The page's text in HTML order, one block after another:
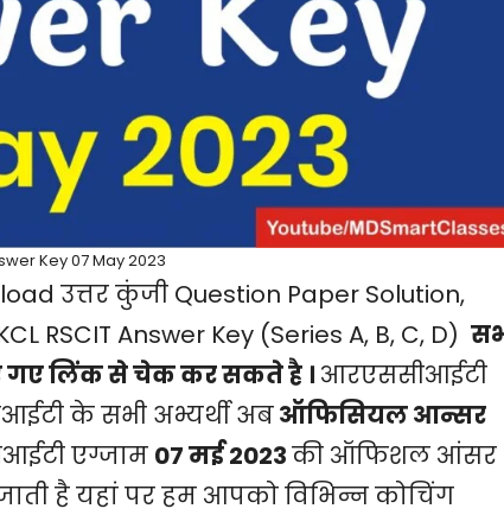
Key 07 May 2023
उत्तर कुंजी Question Paper Solution,
RSCIT Answer Key (Series A, B, C, D)
गए लिंक से चेक कर सकते है । आरएससीआईटी
के सभी अभ्यर्थी अबऑफिसियल आन्सर
एग्जाम 07 मई 2023की ऑफिशल आंसर
है यहां पर हम आपको विभिन्न कोचिंग